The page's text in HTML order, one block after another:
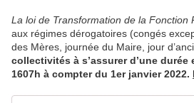
La loi de Transformation de la Fonction
aux régimes dérogatoires (congés
des Mères, journée du Maire, jour
collectivités à s’assurer d’une
1607h à compter du 1er janvier 2022.